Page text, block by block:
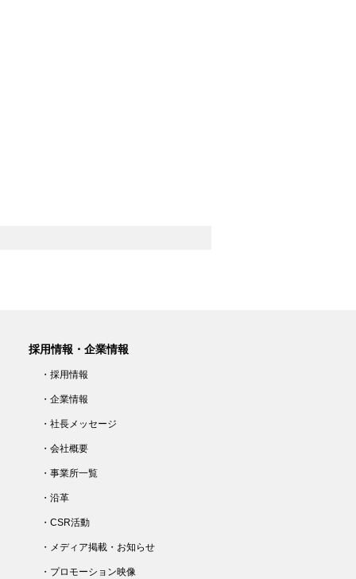
採用情報・企業情報
・採用情報
・企業情報
・社長メッセージ
・会社概要
・事業所一覧
・沿革
・CSR活動
・メディア掲載・お知らせ
・プロモーション映像